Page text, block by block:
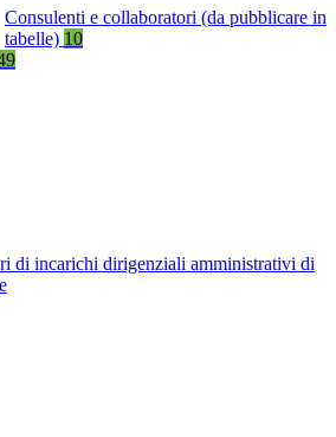
Consulenti e collaboratori (da pubblicare in
tabelle) 10
di incarichi dirigenziali amministrativi di